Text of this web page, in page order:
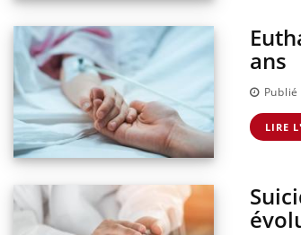
ans
LIRE
pour
ou
de la
qui la rend
Youtube
Insuline & Charge mentale :
osait en parler?? Youtube
En 2026, l'insuline dans le
reste entourée d'idées reçues
patients comme parfois chez les